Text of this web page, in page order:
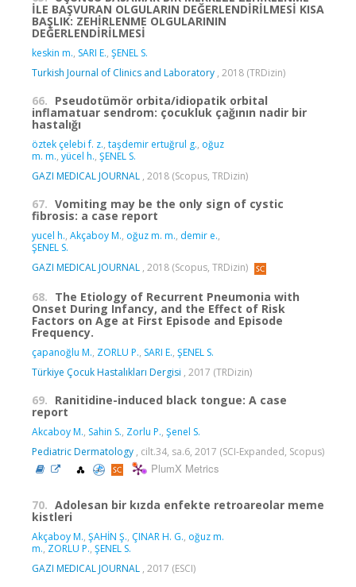
İLE BAŞVURAN OLGULARIN DEĞERLENDİRİLMESİ KISA
BAŞLIK: ZEHİRLENME OLGULARININ
DEĞERLENDİRİLMESİ
keskin m., SARI E., ŞENEL S.
Turkish Journal of Clinics and Laboratory , 2018 (TRDizin)
66. Pseudotümör orbita/idiopatik orbital
inflamatuar sendrom: çocukluk çağının nadir bir
hastalığı
öztek çelebi f. z., taşdemir ertuğrul g., oğuz
m. m., yücel h., ŞENEL S.
GAZI MEDICAL JOURNAL , 2018 (Scopus, TRDizin)
67. Vomiting may be the only sign of cystic
fibrosis: a case report
yucel h., Akçaboy M., oğuz m. m., demir e.,
ŞENEL S.
GAZI MEDICAL JOURNAL , 2018 (Scopus, TRDizin)
68. The Etiology of Recurrent Pneumonia with
Onset During Infancy, and the Effect of Risk
Factors on Age at First Episode and Episode
Frequency.
çapanoğlu M., ZORLU P., SARI E., ŞENEL S.
Türkiye Çocuk Hastalıkları Dergisi , 2017 (TRDizin)
69. Ranitidine-induced black tongue: A case
report
Akcaboy M., Sahin S., Zorlu P., Şenel S.
Pediatric Dermatology , cilt.34, sa.6, 2017 (SCI-Expanded, Scopus)
PlumX Metrics
70. Adolesan bir kızda enfekte retroareolar meme
kistleri
Akçaboy M., ŞAHİN Ş., ÇINAR H. G., oğuz m.
m., ZORLU P., ŞENEL S.
GAZI MEDICAL JOURNAL , 2017 (ESCI)